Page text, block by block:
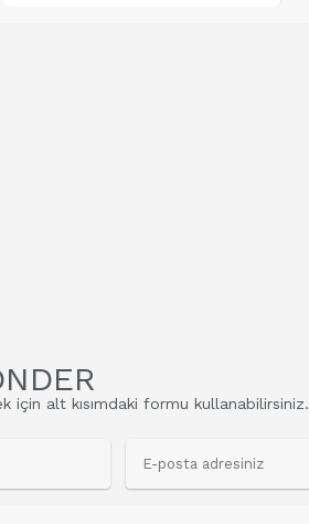
için alt kısımdaki formu kullanabilirsiniz.